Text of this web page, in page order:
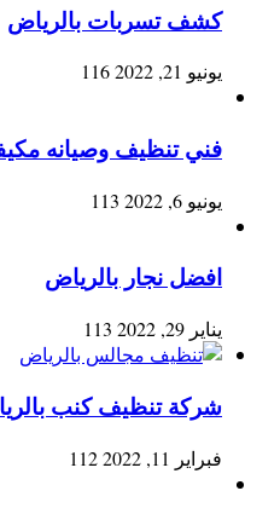
كشف تسربات بالرياض
يونيو 21, 2022 116
فني تنظيف وصيانه
يونيو 6, 2022 113
افضل نجار بالرياض
يناير 29, 2022 113
شركة تنظيف كنب
فبراير 11, 2022 112